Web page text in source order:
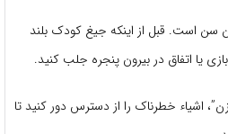
سن است. قبل از اینکه جیغ کودک بلند
یا اتفاق در بیرون پنجره جلب کنید.
اشیاء خطرناک را از دسترس دور کنید تا